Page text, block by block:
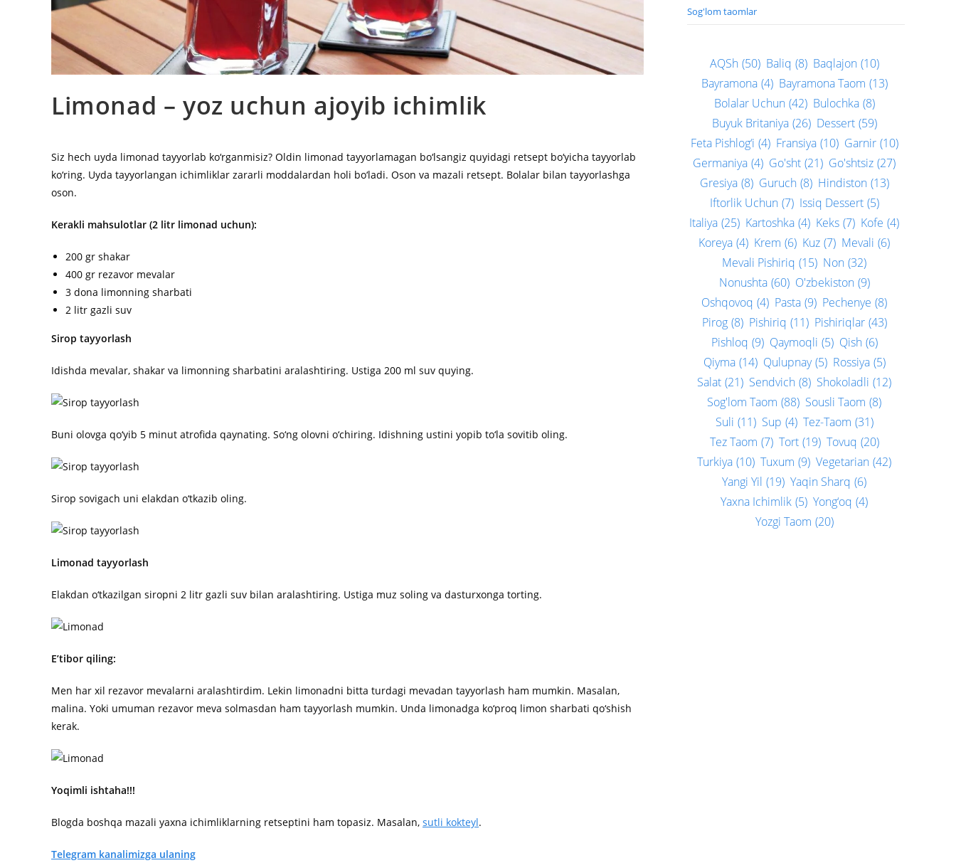
Limonad – yoz uchun ajoyib ichimlik
Siz hech uyda limonad tayyorlab ko‘rganmisiz? Oldin limonad tayyorlamagan bo‘lsangiz quyidagi retsept bo‘yicha tayyorlab
ko‘ring. Uyda tayyorlangan ichimliklar zararli moddalardan holi bo‘ladi. Oson va mazali retsept. Bolalar bilan tayyorlashga
oson.
Kerakli mahsulotlar (2 litr limonad uchun):
200 gr shakar
400 gr rezavor mevalar
3 dona limonning sharbati
2 litr gazli suv
Sirop tayyorlash
Idishda mevalar, shakar va limonning sharbatini aralashtiring. Ustiga 200 ml suv quying.
Buni olovga qo‘yib 5 minut atrofida qaynating. So‘ng olovni o‘chiring. Idishning ustini yopib to‘la sovitib oling.
Sirop sovigach uni elakdan o‘tkazib oling.
Limonad tayyorlash
Elakdan o‘tkazilgan siropni 2 litr gazli suv bilan aralashtiring. Ustiga muz soling va dasturxonga torting.
E’tibor qiling:
Men har xil rezavor mevalarni aralashtirdim. Lekin limonadni bitta turdagi mevadan tayyorlash ham mumkin. Masalan,
malina. Yoki umuman rezavor meva solmasdan ham tayyorlash mumkin. Unda limonadga ko‘proq limon sharbati qo‘shish
kerak.
Yoqimli ishtaha!!!
Blogda boshqa mazali yaxna ichimliklarning retseptini ham topasiz. Masalan, sutli kokteyl.
Telegram kanalimizga ulaning
Sog'lom taomlar
AQSh (50) Baliq (8) Baqlajon (10)
Bayramona (4) Bayramona Taom (13)
Bolalar Uchun (42) Bulochka (8)
Buyuk Britaniya (26) Dessert (59)
Feta Pishlog‘i (4) Fransiya (10) Garnir (10)
Germaniya (4) Go'sht (21) Go'shtsiz (27)
Gresiya (8) Guruch (8) Hindiston (13)
Iftorlik Uchun (7) Issiq Dessert (5)
Italiya (25) Kartoshka (4) Keks (7) Kofe (4)
Koreya (4) Krem (6) Kuz (7) Mevali (6)
Mevali Pishiriq (15) Non (32)
Nonushta (60) O'zbekiston (9)
Oshqovoq (4) Pasta (9) Pechenye (8)
Pirog (8) Pishiriq (11) Pishiriqlar (43)
Pishloq (9) Qaymoqli (5) Qish (6)
Qiyma (14) Qulupnay (5) Rossiya (5)
Salat (21) Sendvich (8) Shokoladli (12)
Sog'lom Taom (88) Sousli Taom (8)
Suli (11) Sup (4) Tez-Taom (31)
Tez Taom (7) Tort (19) Tovuq (20)
Turkiya (10) Tuxum (9) Vegetarian (42)
Yangi Yil (19) Yaqin Sharq (6)
Yaxna Ichimlik (5) Yong‘oq (4)
Yozgi Taom (20)